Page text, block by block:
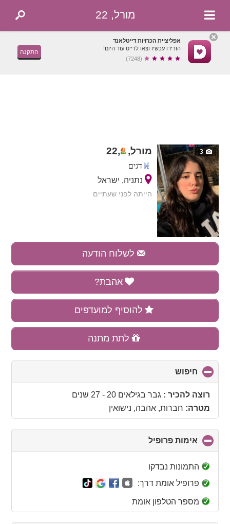
מורל, 22
אפליציית הכרויות דייטלאנד
הורידו עכשיו וצאו לדייט עוד היום!
(7248)
התקנה
3 מורל, ,
22
דגים
נתניה, ישראל
הייתה לפני שעתיים
לשלוח הודעה
אהבת?
להוסיף למועדפים
לתת מתנה
חיפוש
to
collapseרוצה להכיר : גבר בגילאים 20 - 27 שנים
מטרה: חברות, אהבה, נישואין
אימות פרופיל
to
התמונות נבדקו
פרופיל אומת דרך:
מספר הטלפון אומת